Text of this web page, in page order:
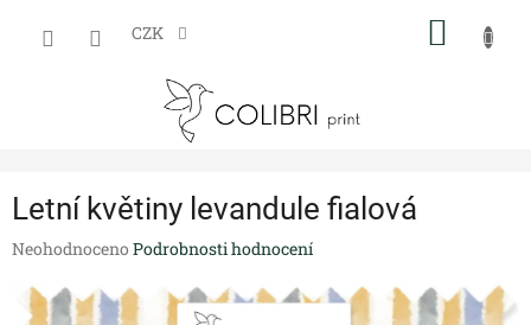
CZK
Letní květiny levandule fialová
Průměrné
produktu
Neohodnoceno Podrobnosti hodnocení